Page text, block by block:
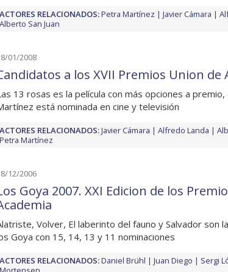
ACTORES RELACIONADOS:Petra Martínez Javier Cámara
Alberto San Juan
01/2008
a los XVII Premios Union de
13 rosas es la película con más opciones a premio,
está nominada en cine y televisión
ACTORES RELACIONADOS:Javier Cámara Alfredo Landa
Petra Martínez
12/2006
Goya 2007. XXI Edicion de los
Volver, El laberinto del fauno y Salvador son
Goya con 15, 14, 13 y 11 nominaciones
ACTORES RELACIONADOS:Daniel Brühl Juan Diego Sergi